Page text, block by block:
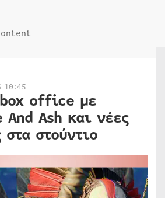
10:45
office με
Ash και νέες
στούντιο